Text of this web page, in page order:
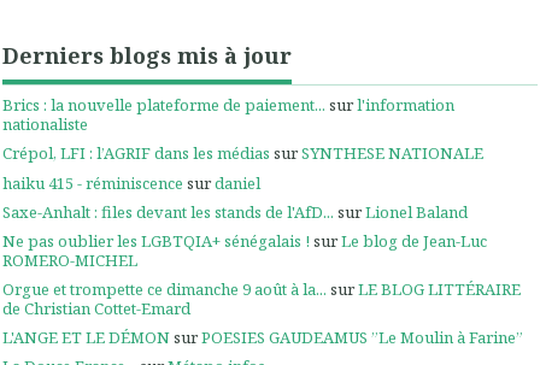
Derniers blogs mis à jour
Brics : la nouvelle plateforme de paiement... surl'information
nationaliste
Crépol, LFI : l’AGRIF dans les médias surSYNTHESE NATIONALE
haiku 415 - réminiscence surdaniel
Saxe-Anhalt : files devant les stands de l'AfD... surLionel Baland
Ne pas oublier les LGBTQIA+ sénégalais ! surLe blog de Jean-Luc
ROMERO-MICHEL
Orgue et trompette ce dimanche 9 août à la... surLE BLOG LITTÉRAIRE
de Christian Cottet-Emard
L'ANGE ET LE DÉMONsurPOESIES GAUDEAMUS ”Le Moulin à Farine”